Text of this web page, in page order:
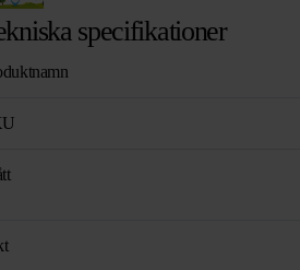
specifikationer